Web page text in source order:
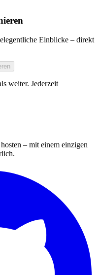
Einblicke – direkt
weiter. Jederzeit
– mit einem einzigen